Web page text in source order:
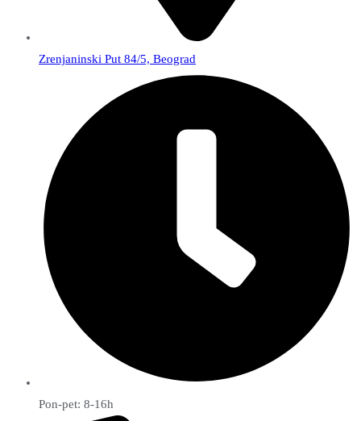
Zrenjaninski Put 84/5, Beograd
Pon-pet: 8-16h